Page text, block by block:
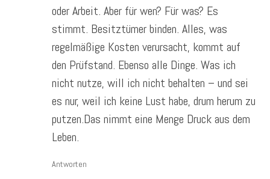
oder Arbeit. Aber für wen? Für was? Es
stimmt. Besitztümer binden. Alles, was
regelmäßige Kosten verursacht, kommt auf
den Prüfstand. Ebenso alle Dinge. Was ich
nicht nutze, will ich nicht behalten – und sei
es nur, weil ich keine Lust habe, drum herum zu
putzen.Das nimmt eine Menge Druck aus dem
Leben.
Antworten